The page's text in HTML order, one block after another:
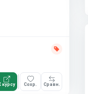
курсу Сохр. Сравн.